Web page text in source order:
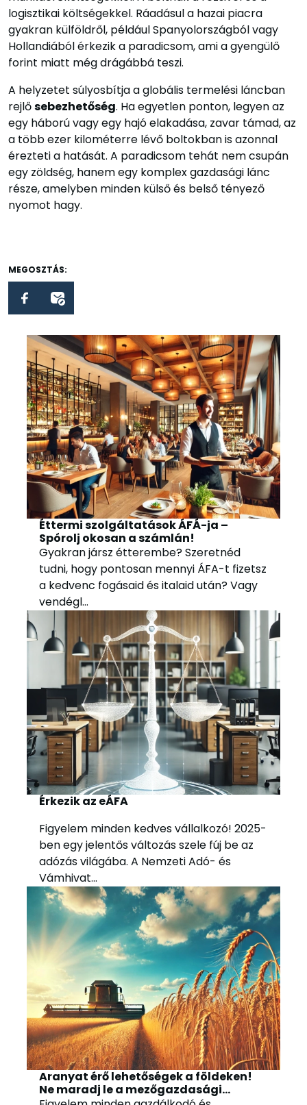
logisztikai költségekkel. Ráadásul a hazai piacra
gyakran külföldről, például Spanyolországból vagy
Hollandiából érkezik a paradicsom, ami a gyengülő
forint miatt még drágábbá teszi.
A helyzetet súlyosbítja a globális termelési láncban
rejlősebezhetőség. Ha egyetlen ponton, legyen az
egy háború vagy egy hajó elakadása, zavar támad, az
a több ezer kilométerre lévő boltokban is azonnal
érezteti a hatását. A paradicsom tehát nem csupán
egy zöldség, hanem egy komplex gazdasági lánc
része, amelyben minden külső és belső tényező
nyomot hagy.
MEGOSZTÁS:
Éttermi szolgáltatások ÁFÁ-ja –
Spórolj okosan a számlán!
Gyakran jársz étterembe? Szeretnéd
tudni, hogy pontosan mennyi ÁFA-t fizetsz
a kedvenc fogásaid és italaid után? Vagy
vendégl...
Érkezik az eÁFA
Figyelem minden kedves vállalkozó! 2025-
ben egy jelentős változás szele fúj be az
adózás világába. A Nemzeti Adó- és
Vámhivat...
Aranyat érő lehetőségek a földeken!
Ne maradj le a mezőgazdasági